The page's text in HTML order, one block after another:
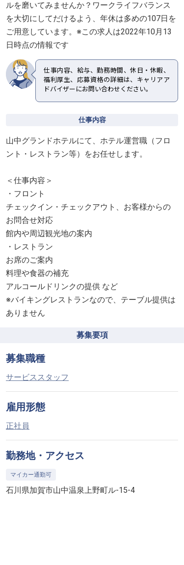
ルを磨いてみませんか？ワークライフバランス
を大切にしてだけるよう、年休は多めの107日を
ご用意しています。※この求人は2022年10月13
日時点の情報です
仕事内容、給与、勤務時間、休日・休暇、
福利厚生、応募資格の詳細は、キャリアア
ドバイザーにお問い合わせください。
仕事内容
山中グランドホテルにて、ホテル運営職（フロ
ント・レストラン等）をお任せします。
＜仕事内容＞
・フロント
チェックイン・チェックアウト、お客様からの
お問合せ対応
館内や周辺観光地の案内
・レストラン
お席のご案内
料理や食器の補充
アルコールドリンクの提供 など
※バイキングレストランなので、テーブル提供は
ありません
募集要項
募集職種
サービススタッフ
雇用形態
正社員
勤務地・アクセス
マイカー通勤可
石川県加賀市山中温泉上野町ル-15-4